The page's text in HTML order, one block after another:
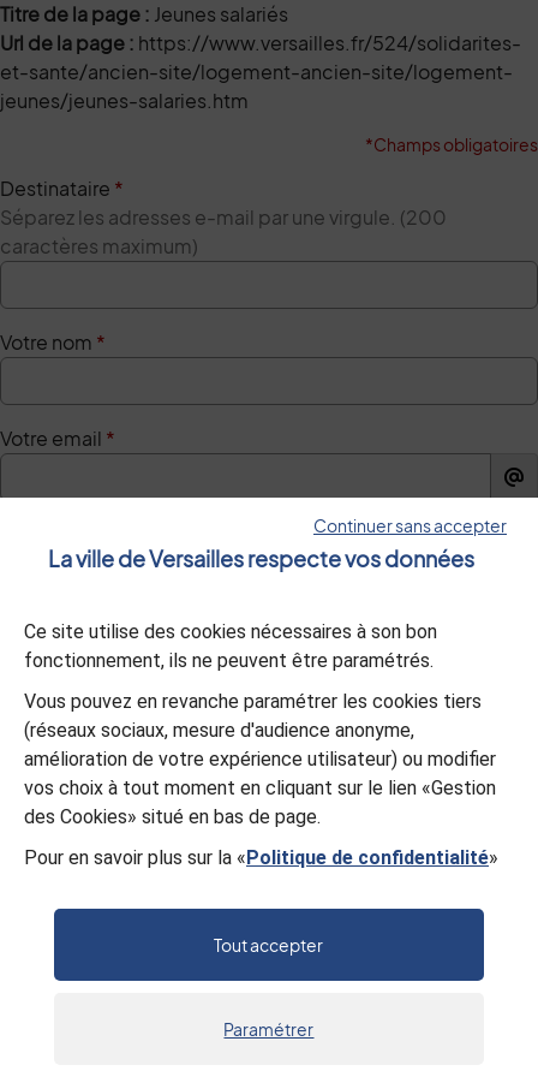
Titre de la page : Jeunes salariés
Url de la page : https://www.versailles.fr/524/solidarites-
et-sante/ancien-site/logement-ancien-site/logement-
jeunes/jeunes-salaries.htm
*Champs obligatoires
Destinataire *
Séparez les adresses e-mail par une virgule. (200
caractères maximum)
Votre nom *
Votre email *
Validation*
À des fins de sécurité, veuillez sélectionner les4 premiers
caractères de la série.
D J T 1 5 W 6 J
Valider
Continuer sans accepter
La ville de Versailles respecte vos données
Ce site utilise des cookies nécessaires à son bon
fonctionnement, ils ne peuvent être paramétrés.
Vous pouvez en revanche paramétrer les cookies tiers
(réseaux sociaux, mesure d'audience anonyme,
amélioration de votre expérience utilisateur) ou modifier
vos choix à tout moment en cliquant sur le lien «Gestion
des Cookies» situé en bas de page.
Pour en savoir plus sur la «Politique de confidentialité»
Tout accepter
Paramétrer